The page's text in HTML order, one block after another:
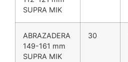
SUPRA MIK
ABRAZADERA
149-161 mm
SUPRA MIK
30